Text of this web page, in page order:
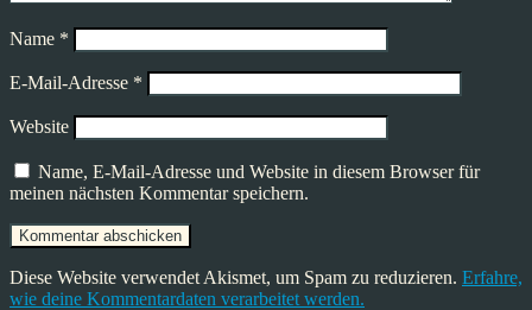
Name *
E-Mail-Adresse *
Website
Name, E-Mail-Adresse und Website in diesem Browser für
meinen nächsten Kommentar speichern.
Diese Website verwendet Akismet, um Spam zu reduzieren. Erfahre,
wie deine Kommentardaten verarbeitet werden.